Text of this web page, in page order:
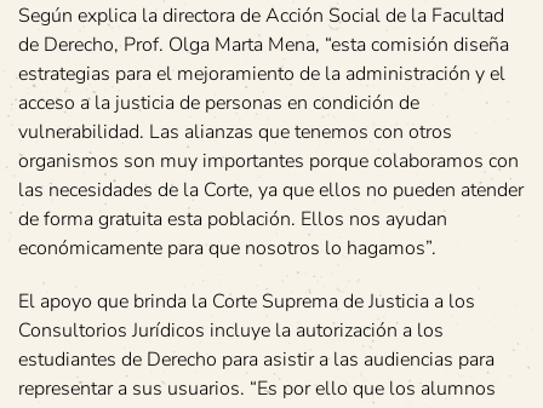
Según explica la directora de Acción Social de la Facultad
de Derecho, Prof. Olga Marta Mena, “esta comisión diseña
estrategias para el mejoramiento de la administración y el
acceso a la justicia de personas en condición de
vulnerabilidad. Las alianzas que tenemos con otros
organismos son muy importantes porque colaboramos con
las necesidades de la Corte, ya que ellos no pueden atender
de forma gratuita esta población. Ellos nos ayudan
económicamente para que nosotros lo hagamos”.
El apoyo que brinda la Corte Suprema de Justicia a los
Consultorios Jurídicos incluye la autorización a los
estudiantes de Derecho para asistir a las audiencias para
representar a sus usuarios. “Es por ello que los alumnos